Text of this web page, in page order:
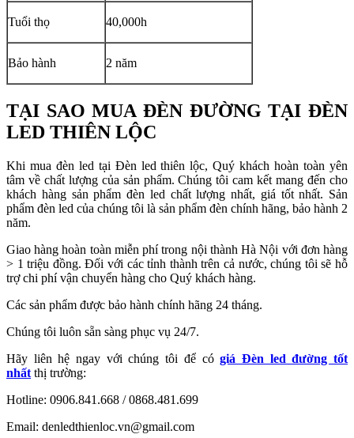
Tuổi thọ 40,000h
Bảo hành 2 năm
TẠI SAO MUA ĐÈN ĐƯỜNG TẠI ĐÈN
LED THIÊN LỘC
Khi mua đèn led tại Đèn led thiên lộc, Quý khách hoàn toàn yên
tâm về chất lượng của sản phẩm. Chúng tôi cam kết mang đến cho
khách hàng sản phẩm đèn led chất lượng nhất, giá tốt nhất. Sản
phẩm đèn led của chúng tôi là sản phẩm đèn chính hãng, bảo hành 2
năm.
Giao hàng hoàn toàn miễn phí trong nội thành Hà Nội với đơn hàng
> 1 triệu đồng. Đối với các tỉnh thành trên cả nước, chúng tôi sẽ hỗ
trợ chi phí vận chuyển hàng cho Quý khách hàng.
Các sản phẩm được bảo hành chính hãng 24 tháng.
Chúng tôi luôn sẵn sàng phục vụ 24/7.
Hãy liên hệ ngay với chúng tôi để cógiá Đèn led đường tốt
nhất thị trường:
Hotline: 0906.841.668 / 0868.481.699
Email: denledthienloc.vn@gmail.com